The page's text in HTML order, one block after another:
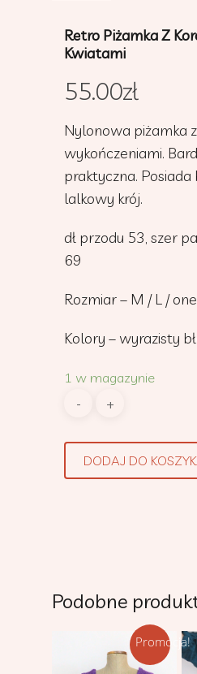
Retro Piżamka Z
Kwiatami
55.00zł
Nylonowa piżamka
wykończeniami.
praktyczna.
lalkowy krój.
dł przodu 53, szer
69
Rozmiar – M / L /
Kolory – wyrazisty
1 w magazynie
DODAJ DO
Podobne
Promocja!